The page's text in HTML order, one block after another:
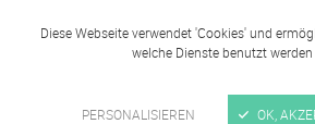
Diese Webseite verwendet 'Cookies' und
welche Dienste benutzt werden
PERSONALISIEREN OK,